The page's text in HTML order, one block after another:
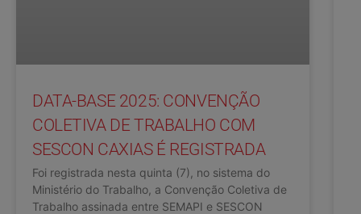
DATA-BASE 2025: CONVENÇÃO
COLETIVA DE TRABALHO COM
SESCON CAXIAS É REGISTRADA
Foi registrada nesta quinta (7), no sistema do
Ministério do Trabalho, a Convenção Coletiva de
Trabalho assinada entre SEMAPI e SESCON